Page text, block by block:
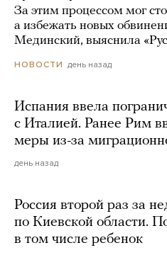
За этим процессом мог
а избежать новых
Мединский, выяснила
НОВОСТИ день назад
Испания ввела
с Италией. Ранее Рим
меры из-за
день назад
Россия второй раз за
по Киевской области.
в том числе ребенок